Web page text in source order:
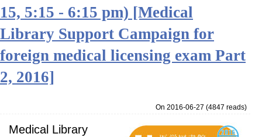
15, 5:15 - 6:15 pm) [Medical
Library Support Campaign for
foreign medical licensing exam Part
2, 2016]
On 2016-06-27 (4847 reads)
Medical Library